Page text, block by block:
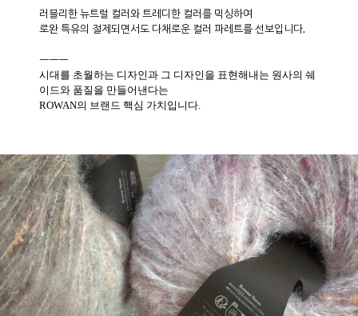
러블리한 뉴트럴 컬러와 트레디한 컬러를 믹싱하여
로완 특유의 절제되면서도 다채로운 컬러 파레트를 선보입니다.
ㅡㅡㅡ
시대를 초월하는 디자인과 그 디자인을 표현해내는 원사의 쉐
이드와 품질을 만들어낸다는
ROWAN의 브랜드 핵심 가치입니다.